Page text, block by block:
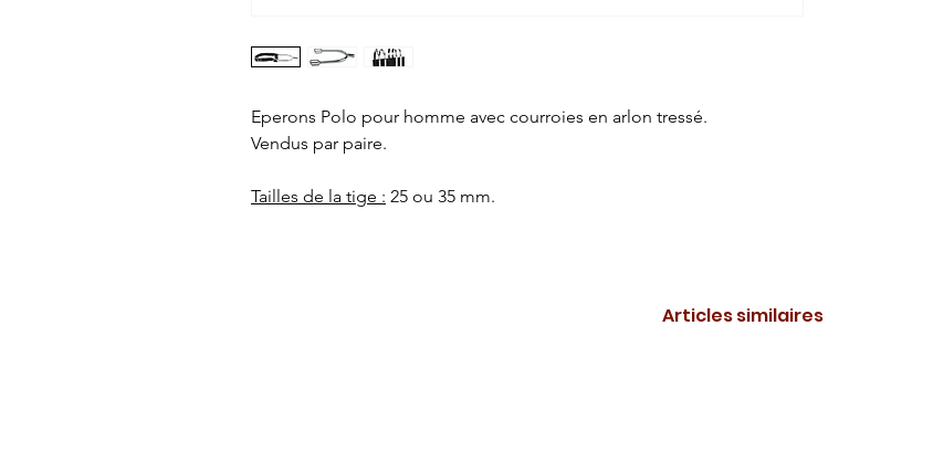
Eperons Polo pour homme avec courroies en arlon tressé.
Vendus par paire.
Tailles de la tige : 25 ou 35 mm.
Articles similaires